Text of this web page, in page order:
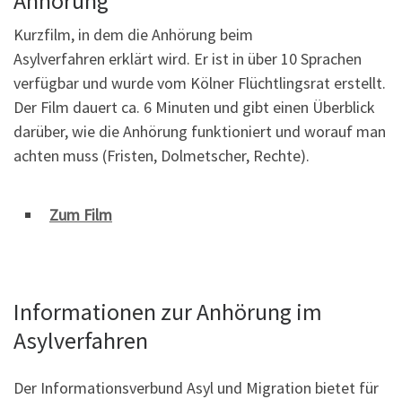
Kurzfilm, in dem die Anhörung beim
Asylverfahren erklärt wird. Er ist in über 10 Sprachen
verfügbar und wurde vom Kölner Flüchtlingsrat erstellt.
Der Film dauert ca. 6 Minuten und gibt einen Überblick
darüber, wie die Anhörung funktioniert und worauf man
achten muss (Fristen, Dolmetscher, Rechte).
Zum Film
Informationen zur Anhörung im
Asylverfahren
Der Informationsverbund Asyl und Migration bietet für